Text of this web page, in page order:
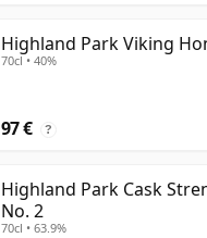
Highland Park Viking
70cl • 40%
97 € ?
Highland Park Cask
No. 2
70cl • 63.9%